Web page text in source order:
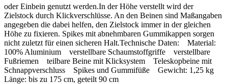
oder Einbein genutzt werden.In der Höhe verstellt wird der
Zielstock durch Klickverschlüsse. An den Beinen sind Maßangaben
angegeben die dabei helfen, den Zielstock immer in der gleichen
Höhe zu fixieren. Spikes mit abnehmbaren Gummikappen sorgen
nicht zuletzt für einen sicheren Halt.Technische Daten: Material:
100% Aluminium verstellbare Schaumstoffgriffe verstellbare
Fußriemen teilbare Beine mit Klicksystem Teleskopbeine mit
Schnappverschluss Spikes und Gummifüße Gewicht: 1,25 kg
Länge: bis zu 175 cm, geteilt 90 cm